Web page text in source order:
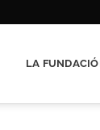
LA